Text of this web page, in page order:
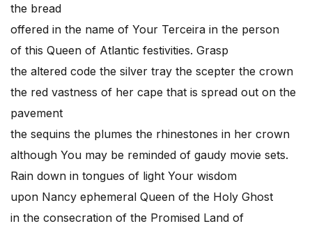
the bread
offered in the name of Your Terceira in the person
of this Queen of Atlantic festivities. Grasp
the altered code the silver tray the scepter the crown
the red vastness of her cape that is spread out on the
pavement
the sequins the plumes the rhinestones in her crown
although You may be reminded of gaudy movie sets.
Rain down in tongues of light Your wisdom
upon Nancy ephemeral Queen of the Holy Ghost
in the consecration of the Promised Land of